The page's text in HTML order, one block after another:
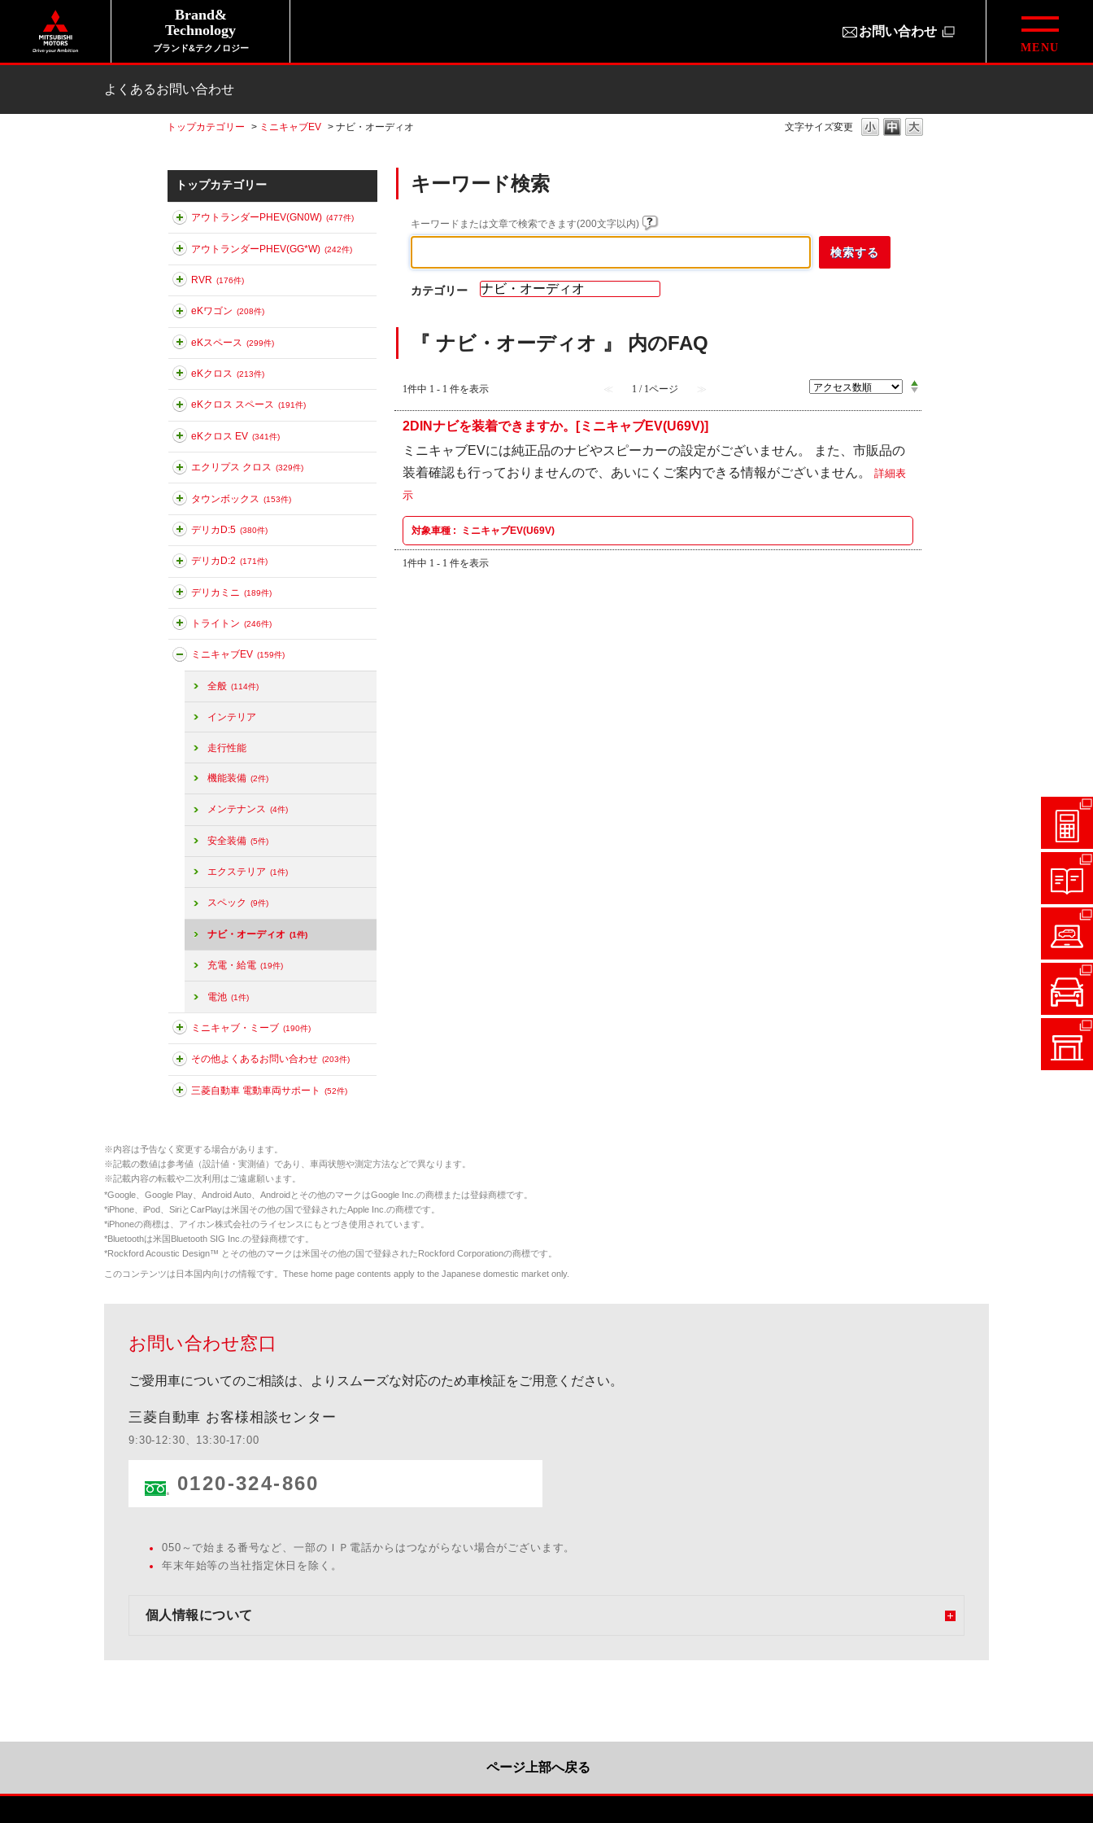
Brand&
Technology
ブランド&テクノロジー
お問い合わせ
よくあるお問い合わせ
文字サイズ変更
トップカテゴリー > ミニキャブEV > ナビ・オーディオ
トップカテゴリー
アウトランダーPHEV(GN0W) (477件)
アウトランダーPHEV(GG*W) (242件)
RVR (176件)
eKワゴン (208件)
eKスペース (299件)
eKクロス (213件)
eKクロス スペース (191件)
eKクロス EV (341件)
エクリプス クロス (329件)
タウンボックス (153件)
デリカD:5 (380件)
デリカD:2 (171件)
デリカミニ (189件)
トライトン (246件)
ミニキャブEV (159件)
全般 (114件)
インテリア
走行性能
機能装備 (2件)
メンテナンス (4件)
安全装備 (5件)
エクステリア (1件)
スペック (9件)
ナビ・オーディオ (1件)
充電・給電 (19件)
電池 (1件)
ミニキャブ・ミーブ (190件)
その他よくあるお問い合わせ (203件)
三菱自動車 電動車両サポート (52件)
キーワード検索
キーワードまたは文章で検索できます(200文字以内)
カテゴリー
『 ナビ・オーディオ 』 内のFAQ
1件中 1 - 1 件を表示 ≪ 1 / 1ページ ≫
2DINナビを装着できますか。[ミニキャブEV(U69V)]
ミニキャブEVには純正品のナビやスピーカーの設定がございません。 また、市販品の
装着確認も行っておりませんので、あいにくご案内できる情報がございません。 詳細表
示
対象車種 : ミニキャブEV(U69V)
1件中 1 - 1 件を表示
※内容は予告なく変更する場合があります。
※記載の数値は参考値（設計値・実測値）であり、車両状態や測定方法などで異なります。
※記載内容の転載や二次利用はご遠慮願います。
*Google、Google Play、Android Auto、Androidとその他のマークはGoogle Inc.の商標または登録商標です。
*iPhone、iPod、SiriとCarPlayは米国その他の国で登録されたApple Inc.の商標です。
*iPhoneの商標は、アイホン株式会社のライセンスにもとづき使用されています。
*Bluetoothは米国Bluetooth SIG Inc.の登録商標です。
*Rockford Acoustic Design™ とその他のマークは米国その他の国で登録されたRockford Corporationの商標です。
このコンテンツは日本国内向けの情報です。These home page contents apply to the Japanese domestic market only.
お問い合わせ窓口
ご愛用車についてのご相談は、よりスムーズな対応のため車検証をご用意ください。
三菱自動車 お客様相談センター
9:30-12:30、13:30-17:00
0120-324-860
050～で始まる番号など、一部のＩＰ電話からはつながらない場合がございます。
年末年始等の当社指定休日を除く。
個人情報について
ページ上部へ戻る